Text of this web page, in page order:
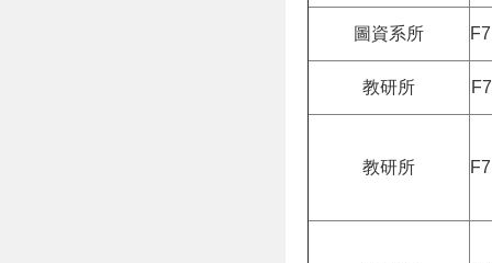
圖資系所
教研所
教研所